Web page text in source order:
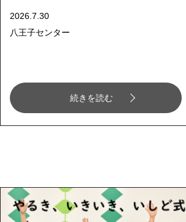
2026.7.30
八王子センター
続きを読む